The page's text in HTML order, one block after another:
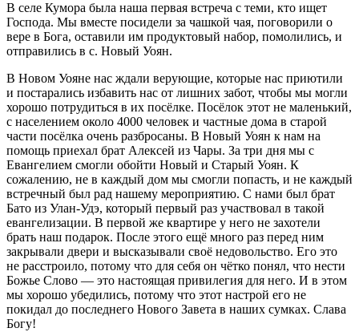
В селе Кумора была наша первая встреча с теми, кто ищет
Господа. Мы вместе посидели за чашкой чая, поговорили о
вере в Бога, оставили им продуктовый набор, помолились, и
отправились в с. Новый Уоян.
В Новом Уояне нас ждали верующие, которые нас приютили
и постарались избавить нас от лишних забот, чтобы мы могли
хорошо потрудиться в их посёлке. Посёлок этот не маленький,
с населением около 4000 человек и частные дома в старой
части посёлка очень разбросаны. В Новый Уоян к нам на
помощь приехал брат Алексей из Чары. За три дня мы с
Евангелием смогли обойти Новый и Старый Уоян. К
сожалению, не в каждый дом мы смогли попасть, и не каждый
встречный был рад нашему мероприятию. С нами был брат
Бато из Улан-Удэ, который первый раз участвовал в такой
евангелизации. В первой же квартире у него не захотели
брать наш подарок. После этого ещё много раз перед ним
закрывали двери и высказывали своё недовольство. Его это
не расстроило, потому что для себя он чётко понял, что нести
Божье Слово — это настоящая привилегия для него. И в этом
мы хорошо убедились, потому что этот настрой его не
покидал до последнего Нового Завета в наших сумках. Слава
Богу!